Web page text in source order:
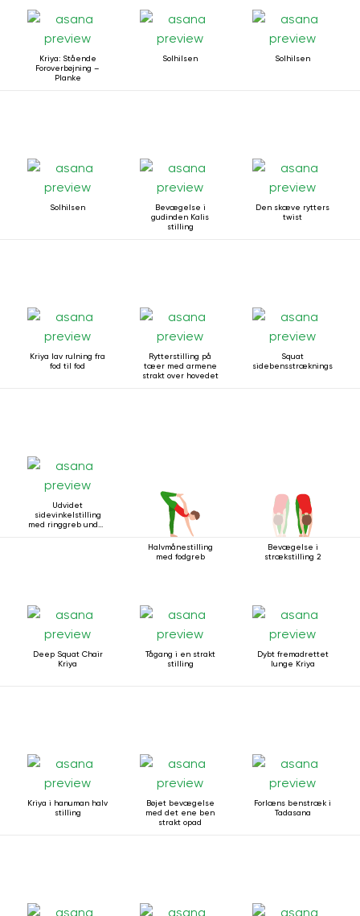
Kriya: Stående
Foroverbøjning –
Planke
Solhilsen Solhilsen
Solhilsen
Bevægelse i
gudinden Kalis
stilling
Den skæve rytters
twist
Kriya lav rulning fra
fod til fod
Rytterstilling på
tæer med armene
strakt over hovedet
Squat
sidebensstrækningsstilling
Udvidet
sidevinkelstilling
med ringgreb under
Halvmånestilling
med fodgreb
Bevægelse i
strækstilling 2
Deep Squat Chair
Kriya
Tågang i en strakt
stilling
Dybt fremadrettet
lunge Kriya
Kriya i hanuman halv
stilling
Bøjet bevægelse
med det ene ben
strakt opad
Forlæns benstræk i
Tadasana